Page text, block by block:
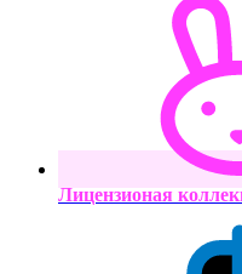
Лицензионая